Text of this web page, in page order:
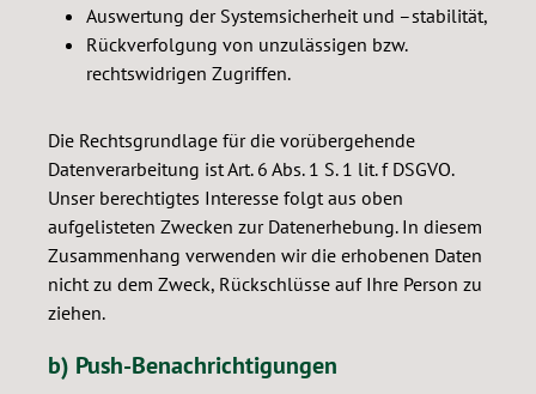
Auswertung der Systemsicherheit und –stabilität,
Rückverfolgung von unzulässigen bzw.
rechtswidrigen Zugriffen.
Die Rechtsgrundlage für die vorübergehende
Datenverarbeitung ist Art. 6 Abs. 1 S. 1 lit. f DSGVO.
Unser berechtigtes Interesse folgt aus oben
aufgelisteten Zwecken zur Datenerhebung. In diesem
Zusammenhang verwenden wir die erhobenen Daten
nicht zu dem Zweck, Rückschlüsse auf Ihre Person zu
ziehen.
b) Push-Benachrichtigungen